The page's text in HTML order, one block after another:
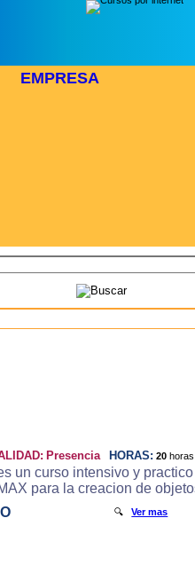
EMPRESA
Presencia HORAS: 20 horas
un curso intensivo y
para la creacion de
🔍Ver mas